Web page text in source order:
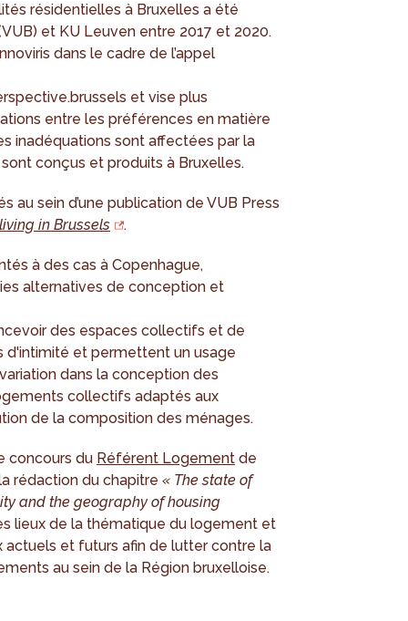
résidentielles à Bruxelles a été
et KU Leuven entre 2017 et 2020.
dans le cadre de l’appel
et vise plus
entre les préférences en matière
inadéquations sont affectées par la
conçus et produits à Bruxelles.
sein d’une publication de VUB Press
in Brussels
.
à des cas à Copenhague,
alternatives de conception et
des espaces collectifs et de
d'intimité et permettent un usage
dans la conception des
collectifs adaptés aux
de la composition des ménages.
concours du Référent Logement de
rédaction du chapitre« The state of
and the geography of housing
lieux de la thématique du logement et
et futurs afin de lutter contre la
au sein de la Région bruxelloise.